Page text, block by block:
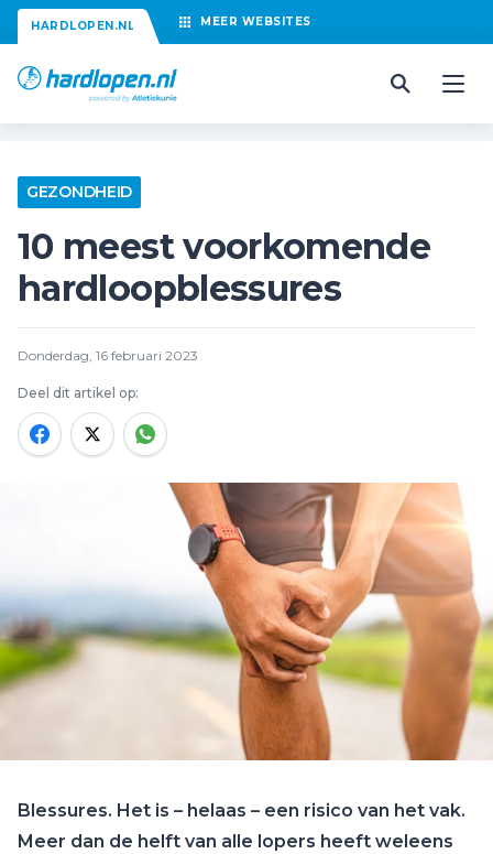
HARDLOPEN.NL MEER WEBSITES
GEZONDHEID
10 meest voorkomende
hardloopblessures
Donderdag, 16 februari 2023
Deel dit artikel op:
Blessures. Het is – helaas – een risico van het vak.
Meer dan de helft van alle lopers heeft weleens